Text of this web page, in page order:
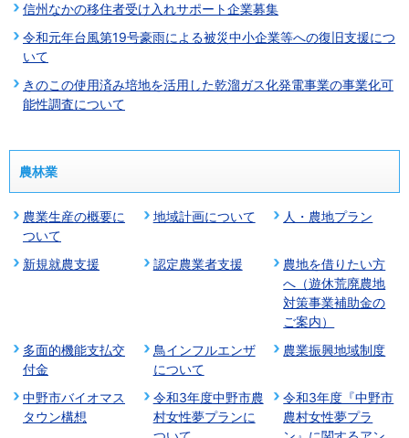
信州なかの移住者受け入れサポート企業募集
令和元年台風第19号豪雨による被災中小企業等への復旧支援につ
いて
きのこの使用済み培地を活用した乾溜ガス化発電事業の事業化可
能性調査について
農林業
農業生産の概要に
ついて
地域計画について 人・農地プラン
新規就農支援 認定農業者支援
農地を借りたい方
へ（遊休荒廃農地
対策事業補助金の
ご案内）
多面的機能支払交
付金
鳥インフルエンザ
について
農業振興地域制度
中野市バイオマス
タウン構想
令和3年度中野市農
村女性夢プランに
令和3年度『中野市
農村女性夢プラ